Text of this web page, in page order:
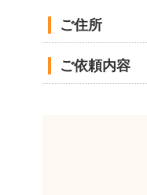
ご住所
ご依頼内容